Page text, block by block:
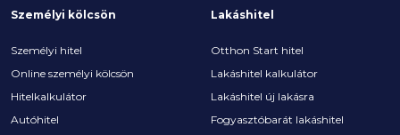
Személyi kölcsön
Személyi hitel
Online személyi kölcsön
Hitelkalkulátor
Autóhitel
Lakáshitel
Otthon Start hitel
Lakáshitel kalkulátor
Lakáshitel új lakásra
Fogyasztóbarát lakáshitel